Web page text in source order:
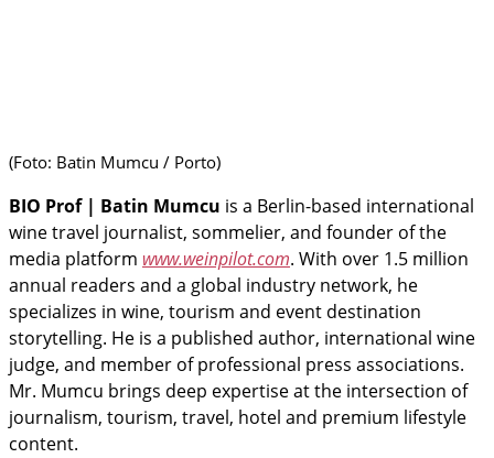
(Foto: Batin Mumcu / Porto)
BIO Prof | Batin Mumcu is a Berlin-based international
wine travel journalist, sommelier, and founder of the
media platform www.weinpilot.com. With over 1.5 million
annual readers and a global industry network, he
specializes in wine, tourism and event destination
storytelling. He is a published author, international wine
judge, and member of professional press associations.
Mr. Mumcu brings deep expertise at the intersection of
journalism, tourism, travel, hotel and premium lifestyle
content.